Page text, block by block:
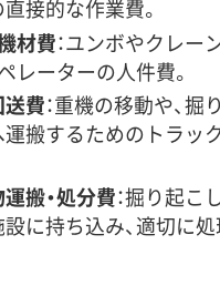
接的な作業費。
材費：ユンボやクレー
レーターの人件費。
費：重機の移動や、
搬するためのトラッ
搬・処分費：掘り起こ
に持ち込み、適切に